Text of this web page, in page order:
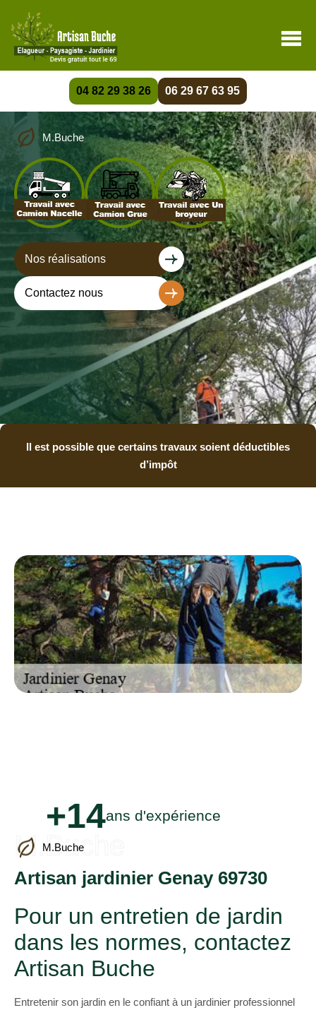
04 82 29 38 26 06 29 67 63 95
M.Buche
Nos réalisations
Contactez nous
Il est possible que certains travaux soient déductibles
d’impôt
+14ans d'expérience
M.Buche
M.Buche
Artisan jardinier Genay 69730
Pour un entretien de jardin
dans les normes, contactez
Artisan Buche
Entretenir son jardin en le confiant à un jardinier professionnel